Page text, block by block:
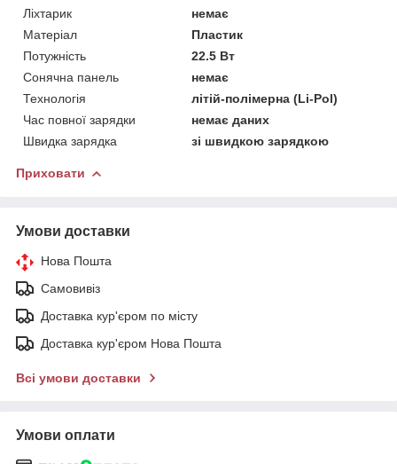
Ліхтарик
немає
Матеріал
Пластик
Потужність
22.5 Вт
Сонячна панель
немає
Технологія
літій-полімерна (Li-Pol)
Час повної зарядки
немає даних
Швидка зарядка
зі швидкою зарядкою
Приховати
Умови доставки
Нова Пошта
Самовивіз
Доставка кур'єром по місту
Доставка кур'єром Нова Пошта
Всі умови доставки
Умови оплати